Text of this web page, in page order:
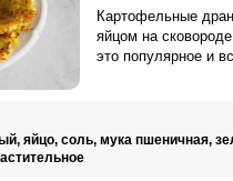
Картофельные
яйцом на
это популярное и
яйцо, соль, мука пшеничная,